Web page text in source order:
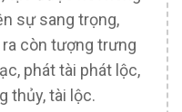
sự sang trọng,
ra còn tượng trưng
phát tài phát lộc,
thủy, tài lộc.